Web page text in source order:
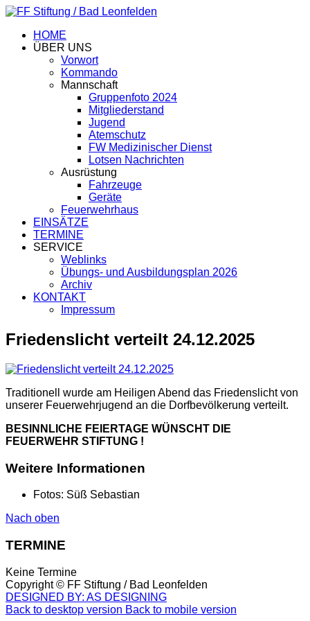
HOME
ÜBER UNS
Vorwort
Kommando
Mannschaft
Gruppenfoto 2024
Mitgliederstand
Jugend
Atemschutz
FW Medizinischer Dienst
Lotsen Nachrichten
Ausrüstung
Fahrzeuge
Geräte
Feuerwehrhaus
EINSÄTZE
TERMINE
SERVICE
Weblinks
Übungs- und Ausbildungsplan 2026
Archiv
KONTAKT
Impressum
Friedenslicht verteilt 24.12.2025
Traditionell wurde am Heiligen Abend das Friedenslicht von
unserer Feuerwehrjugend an die Dorfbevölkerung verteilt.
BESINNLICHE FEIERTAGE WÜNSCHT DIE
FEUERWEHR STIFTUNG !
Weitere Informationen
Fotos: Süß Sebastian
Nach oben
TERMINE
Keine Termine
Copyright © FF Stiftung / Bad Leonfelden
DESIGNED BY: AS DESIGNING
Back to desktop version Back to mobile version